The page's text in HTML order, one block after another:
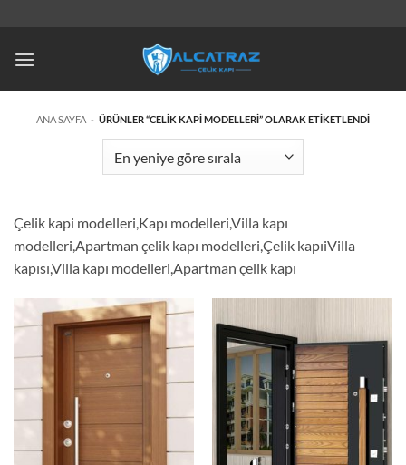
ANA SAYFA - ÜRÜNLER “CELIK KAPI MODELLERI” OLARAK ETIKETLENDI
Çelik kapi modelleri,Kapı modelleri,Villa kapı
modelleri,Apartman çelik kapı modelleri,Çelik kapıiVilla
kapısı,Villa kapı modelleri,Apartman çelik kapı